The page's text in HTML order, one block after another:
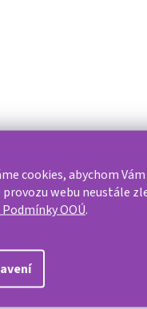
cookies, abychom
provozu webu neustále
OOÚ.
kde je matrace
Zároveň jsme při její
rošt i na polohovací